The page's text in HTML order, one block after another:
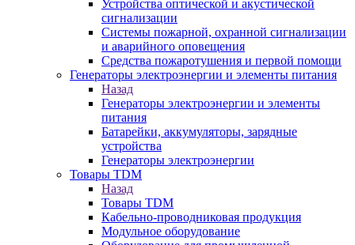
Устройства оптической и акустической
сигнализации
Системы пожарной, охранной сигнализации
и аварийного оповещения
Средства пожаротушения и первой помощи
Генераторы электроэнергии и элементы питания
Назад
Генераторы электроэнергии и элементы
питания
Батарейки, аккумуляторы, зарядные
устройства
Генераторы электроэнергии
Товары TDM
Назад
Товары TDM
Кабельно-проводниковая продукция
Модульное оборудование